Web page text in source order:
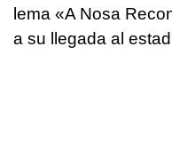
lema «A Nosa
a su llegada al